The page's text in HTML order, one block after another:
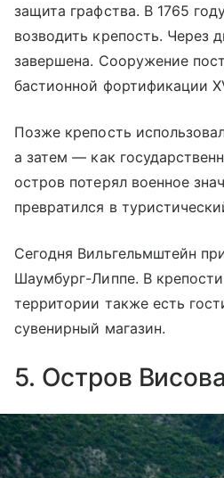
защита графства. В 1765
возводить крепость. Через
завершена. Сооружение
бастионной фортификации
Позже крепость
а затем — как
остров потерял военное
превратился в
Сегодня Вильгельмштейн
Шаумбург-Липпе. В
территории также есть
сувенирный магазин.
5. Остров